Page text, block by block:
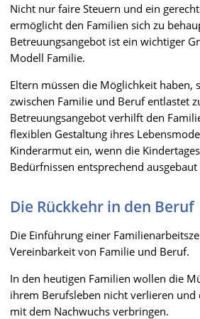
Nicht nur faire Steuern und ein
ermöglicht den Familien sich zu
Betreuungsangebot ist ein wichtiger
Modell Familie.
Eltern müssen die Möglichkeit haben,
zwischen Familie und Beruf entlastet
Betreuungsangebot verhilft den
flexiblen Gestaltung ihres
Kinderarmut ein, wenn die
Bedürfnissen entsprechend
Die Rückkehr in den Beruf
Die Einführung einer
Vereinbarkeit von Familie und Beruf.
In den heutigen Familien wollen die
ihrem Berufsleben nicht verlieren und
mit dem Nachwuchs verbringen.